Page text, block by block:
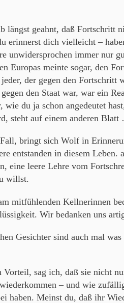
längst geahnt, daß Fortschritt
erinnerst dich vielleicht –
unwidersprochen immer nur
Europas meinte sogar, den
der gegen den Fortschritt
den Staat war, war ein
wie du ja schon angedeutet
steht auf einem anderen
bringt sich Wolf in
entstanden in diesem Leben.
eine leere Lehre vom
willst.
mitfühlenden Kellnerinnen
Wir bedanken uns
Gesichter sind auch mal was
Vorteil, sag ich, daß sie nicht
– und wie
haben. Meinst du, daß ihr